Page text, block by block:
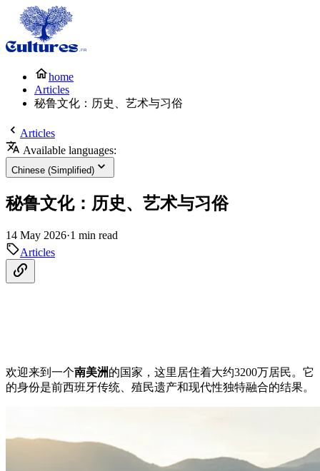
home
Articles
秘鲁文化：历史、艺术与习俗
Articles
Available languages:
Chinese (Simplified)
秘鲁文化：历史、艺术与习俗
14 May 2026·1 min read
Articles
欢迎来到一个南美洲的国家，这里居住着大约3200万居民。它
的身份是前西班牙传统、殖民遗产和现代性独特融合的结果。